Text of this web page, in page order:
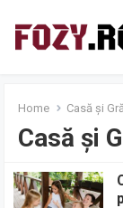
Home Casă și
Casă și